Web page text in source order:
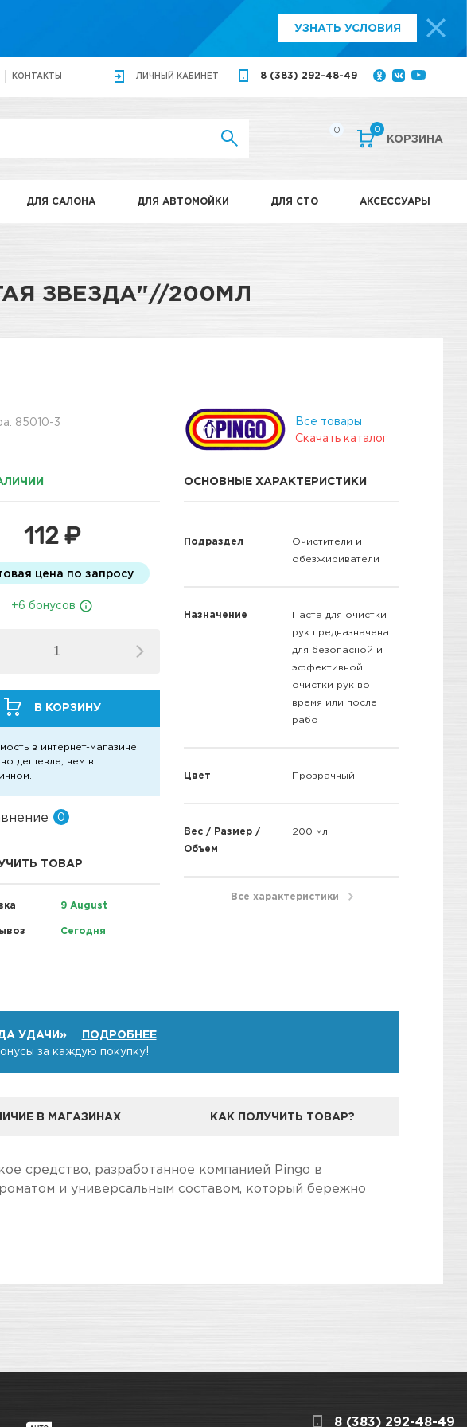
УЗНАТЬ УСЛОВИЯ
КОНТАКТЫ ЛИЧНЫЙ КАБИНЕТ 8 (383) 292-48-49
0 0
КОРЗИНА
ДЛЯ САЛОНА ДЛЯ АВТОМОЙКИ ДЛЯ СТО АКСЕССУАРЫ
ЗВЕЗДА"//200МЛ
85010-3
112 ₽
цена по запросу
+6 бонусов
В КОРЗИНУ
в интернет-магазине
дешевле, чем в
0
ТОВАР
9 August
Сегодня
Все товары
Скачать каталог
ОСНОВНЫЕ ХАРАКТЕРИСТИКИ
Подраздел
Очистители и
обезжириватели
Назначение
Паста для очистки
рук предназначена
для безопасной и
эффективной
очистки рук во
время или после
рабо
Цвет Прозрачный
Вес / Размер /
Объем
200 мл
Все характеристики
УДАЧИ»
ПОДРОБНЕЕ
за каждую покупку!
В МАГАЗИНАХ КАК ПОЛУЧИТЬ ТОВАР?
средство, разработанное компанией Pingo в
и универсальным составом, который бережно
8 (383) 292-48-49